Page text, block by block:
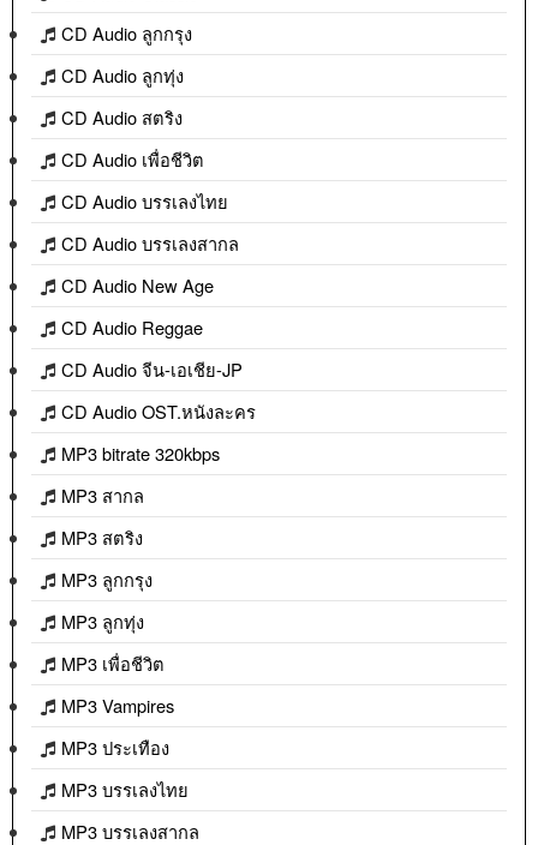
CD Audio ลูกกรุง
CD Audio ลูกทุ่ง
CD Audio สตริง
CD Audio เพื่อชีวิต
CD Audio บรรเลงไทย
CD Audio บรรเลงสากล
CD Audio New Age
CD Audio Reggae
CD Audio จีน-เอเชีย-JP
CD Audio OST.หนังละคร
MP3 bitrate 320kbps
MP3 สากล
MP3 สตริง
MP3 ลูกกรุง
MP3 ลูกทุ่ง
MP3 เพื่อชีวิต
MP3 Vampires
MP3 ประเทือง
MP3 บรรเลงไทย
MP3 บรรเลงสากล